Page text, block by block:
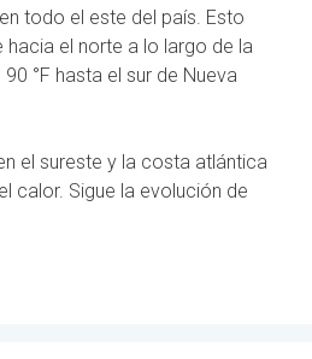
todo el este del país. Esto
el norte a lo largo de la
°F hasta el sur de Nueva
el sureste y la costa atlántica
calor. Sigue la evolución de